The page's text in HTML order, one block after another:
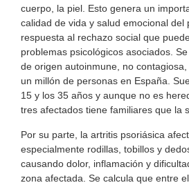
cuerpo, la piel. Esto genera un
calidad de vida y salud emocional del
respuesta al rechazo social que
problemas psicológicos asociados.
de origen autoinmune, no
un millón de personas en España.
15 y los 35 años y aunque no es
tres afectados tiene familiares que la
Por su parte, la artritis psoriásica
especialmente rodillas, tobillos y
causando dolor, inflamación y
zona afectada. Se calcula que entre